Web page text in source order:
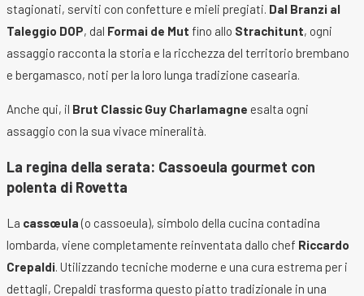
stagionati, serviti con confetture e mieli pregiati. Dal Branzi al
Taleggio DOP, dal Formai de Mut fino allo Strachitunt, ogni
assaggio racconta la storia e la ricchezza del territorio brembano
e bergamasco, noti per la loro lunga tradizione casearia.
Anche qui, il Brut Classic Guy Charlamagne esalta ogni
assaggio con la sua vivace mineralità.
La regina della serata: Cassoeula gourmet con
polenta di Rovetta
La cassœula (o cassoeula), simbolo della cucina contadina
lombarda, viene completamente reinventata dallo chef Riccardo
Crepaldi. Utilizzando tecniche moderne e una cura estrema per i
dettagli, Crepaldi trasforma questo piatto tradizionale in una